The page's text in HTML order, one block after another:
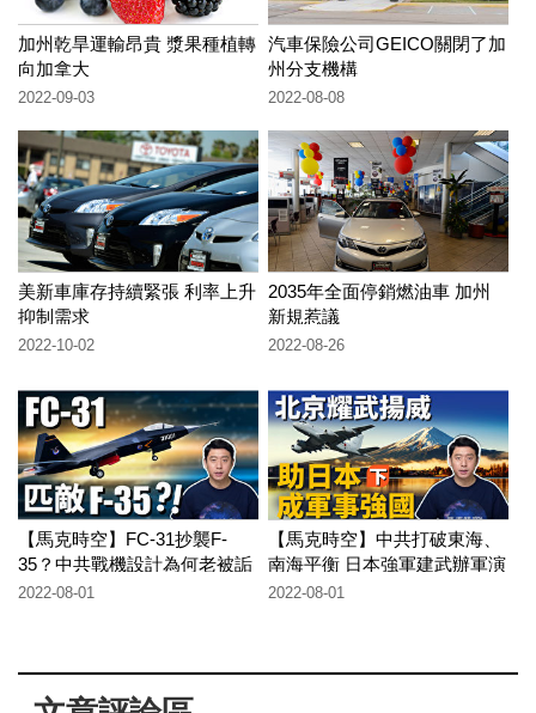
加州乾旱運輸昂貴 漿果種植轉
向加拿大
2022-09-03
汽車保險公司GEICO關閉了加
州分支機構
2022-08-08
美新車庫存持續緊張 利率上升
抑制需求
2022-10-02
2035年全面停銷燃油車 加州
新規惹議
2022-08-26
【馬克時空】FC-31抄襲F-
35？中共戰機設計為何老被詬
病？
2022-08-01
【馬克時空】中共打破東海、
南海平衡 日本強軍建武辦軍演
2022-08-01